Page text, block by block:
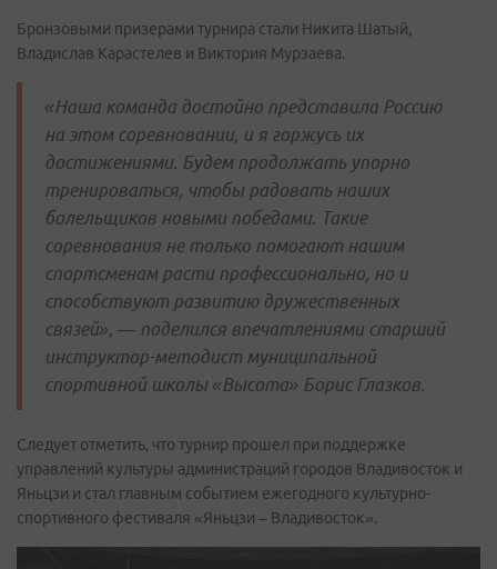
Бронзовыми призерами турнира стали Никита Шатый,
Владислав Карастелев и Виктория Мурзаева.
«Наша команда достойно представила Россию
на этом соревновании, и я горжусь их
достижениями. Будем продолжать упорно
тренироваться, чтобы радовать наших
болельщиков новыми победами. Такие
соревнования не только помогают нашим
спортсменам расти профессионально, но и
способствуют развитию дружественных
связей», — поделился впечатлениями старший
инструктор-методист муниципальной
спортивной школы «Высота» Борис Глазков.
Следует отметить, что турнир прошел при поддержке
управлений культуры администраций городов Владивосток и
Яньцзи и стал главным событием ежегодного культурно-
спортивного фестиваля «Яньцзи – Владивосток».